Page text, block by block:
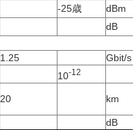
-25歳
dBm
dB
1.25
Gbit/s
10-12
20 km
dB